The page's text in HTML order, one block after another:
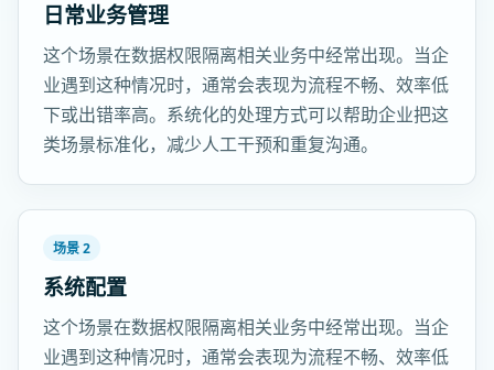
日常业务管理
这个场景在数据权限隔离相关业务中经常出现。当企
业遇到这种情况时，通常会表现为流程不畅、效率低
下或出错率高。系统化的处理方式可以帮助企业把这
类场景标准化，减少人工干预和重复沟通。
场景 2
系统配置
这个场景在数据权限隔离相关业务中经常出现。当企
业遇到这种情况时，通常会表现为流程不畅、效率低